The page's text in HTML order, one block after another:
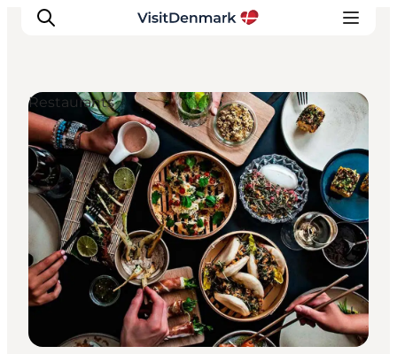
Inspiration
Regionen
Erlebnisse
Unterkünfte
Reiseplanung
Restaurants